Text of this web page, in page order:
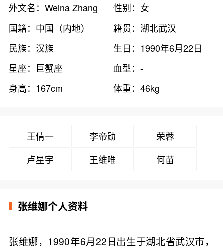
外文名：Weina Zhang
性别：女
国籍：中国（内地）
籍贯：湖北武汉
民族：汉族
生日：1990年6月22日
星座：巨蟹座
血型：-
身高：167cm
体重：46kg
王倩一 李帝勋
荣蓉
卢星宇
王维唯 何苗
张维娜个人资料
张维娜，1990年6月22日出生于湖北省武汉市，